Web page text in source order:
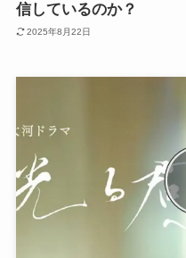
信しているのか？
2025年8月22日